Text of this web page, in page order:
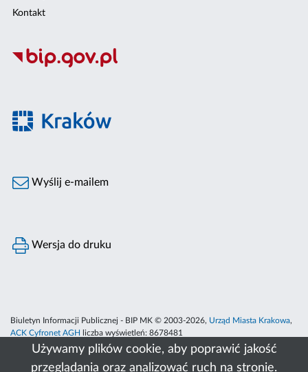
Używamy plików cookie, aby poprawić jakość
przeglądania oraz analizować ruch na stronie.
Kontakt
Wyślij e-mailem
Wersja do druku
Biuletyn Informacji Publicznej - BIP MK © 2003-2026, Urząd Miasta Krakowa,
ACK Cyfronet AGH
liczba wyświetleń: 8678481